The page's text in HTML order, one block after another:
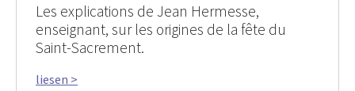
Les explications de Jean Hermesse,
enseignant, sur les origines de la fête du
Saint-Sacrement.
liesen >